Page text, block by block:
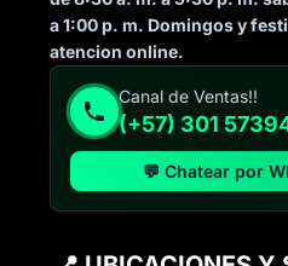
a 1:00 p. m. Domingos y
atencion online.
Canal de Ventas!!
(+57) 301
💬 Chatear por